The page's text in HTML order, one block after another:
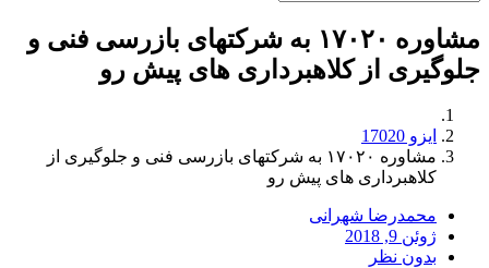
مشاوره ۱۷۰۲۰ به شرکتهای بازرسی فنی و
جلوگیری از کلاهبرداری های پیش رو
ایزو 17020
مشاوره ۱۷۰۲۰ به شرکتهای بازرسی فنی و جلوگیری از
کلاهبرداری های پیش رو
محمدرضا شهرانی
ژوئن 9, 2018
بدون نظر